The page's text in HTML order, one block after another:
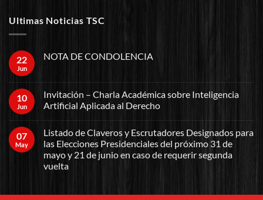
Ultimas Noticias TSC
22
Jun
NOTA DE CONDOLENCIA
10
Jun
Invitación – Charla Académica sobre Inteligencia
Artificial Aplicada al Derecho
07
May
Listado de Claveros y Escrutadores Designados para
las Elecciones Presidenciales del próximo 31 de
mayo y 21 de junio en caso de requerir segunda
vuelta